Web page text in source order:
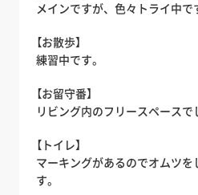
メインですが、色々トライ中で
【お散歩】
練習中です。
【お留守番】
リビング内のフリースペースで
【トイレ】
マーキングがあるのでオムツ
す。